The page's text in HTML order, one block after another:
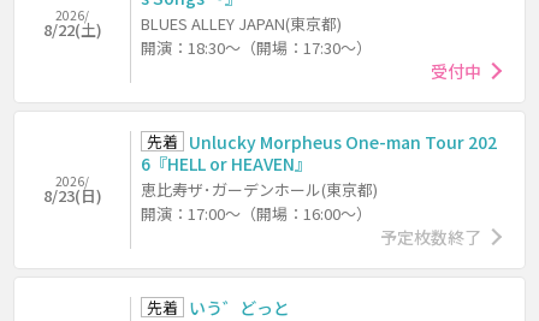
2026/
8/22(土)
BLUES ALLEY JAPAN(東京都)
開演：18:30～（開場：17:30～）
受付中
2026/
8/23(日)
先着 Unlucky Morpheus One-man Tour 202
6『HELL or HEAVEN』
恵比寿ザ･ガーデンホール(東京都)
開演：17:00～（開場：16:00～）
予定枚数終了
先着 いう゛どっと